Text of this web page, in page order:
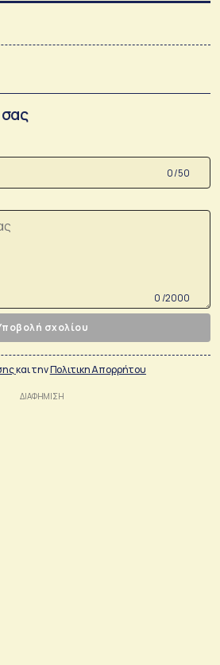
0 /50
0 /2000
σχολίου
και τηνΠολιτικη Απορρήτου